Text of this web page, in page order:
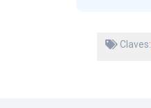
Claves: